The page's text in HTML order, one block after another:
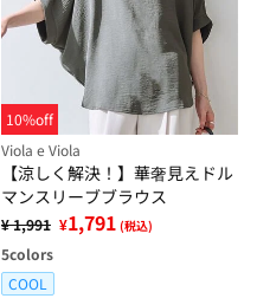
10%off
Viola e Viola
【涼しく解決！】華奢見えドル
マンスリーブブラウス
¥ 1,991 ¥1,791 (税込)
5colors
COOL